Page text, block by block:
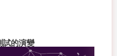
試的演變